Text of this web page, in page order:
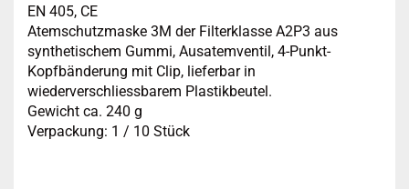
EN 405, CE
Atemschutzmaske 3M der Filterklasse A2P3 aus
synthetischem Gummi, Ausatemventil, 4-Punkt-
Kopfbänderung mit Clip, lieferbar in
wiederverschliessbarem Plastikbeutel.
Gewicht ca. 240 g
Verpackung: 1 / 10 Stück